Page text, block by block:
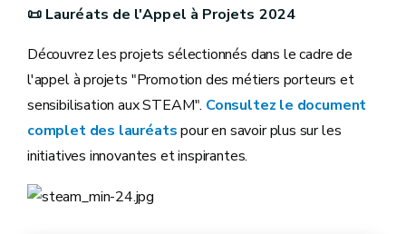
📜 Lauréats de l'Appel à Projets 2024
Découvrez les projets sélectionnés dans le cadre de
l'appel à projets "Promotion des métiers porteurs et
sensibilisation aux STEAM". Consultez le document
complet des lauréatspour en savoir plus sur les
initiatives innovantes et inspirantes.